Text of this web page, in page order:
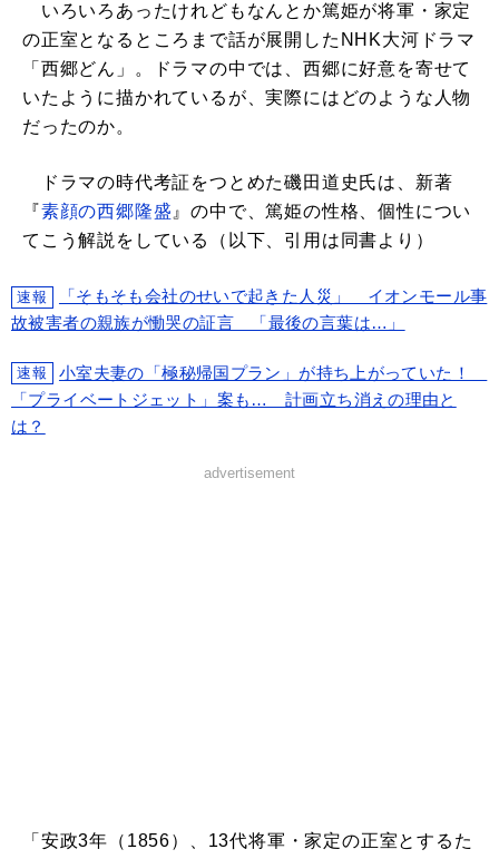
いろいろあったけれどもなんとか篤姫が将軍・家定
の正室となるところまで話が展開したNHK大河ドラマ
「西郷どん」。ドラマの中では、西郷に好意を寄せて
いたように描かれているが、実際にはどのような人物
だったのか。
ドラマの時代考証をつとめた磯田道史氏は、新著
『素顔の西郷隆盛 』の中で、篤姫の性格、個性につい
てこう解説をしている（以下、引用は同書より）
速報
「そもそも会社のせいで起きた人災」 イオンモール事
故被害者の親族が慟哭の証言 「最後の言葉は…」
速報
小室夫妻の「極秘帰国プラン」が持ち上がっていた！
「プライベートジェット」案も… 計画立ち消えの理由と
は？
advertisement
「安政3年（1856）、13代将軍・家定の正室とするた